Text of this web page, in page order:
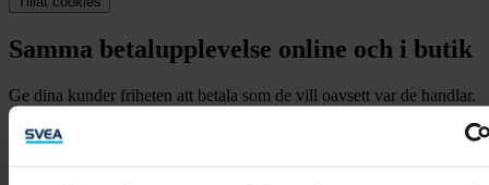
Samma betalupplevelse online och i butik
Ge dina kunder friheten att betala som de vill oavsett var de handlar.
Upptäck våra lösningar för e-handel